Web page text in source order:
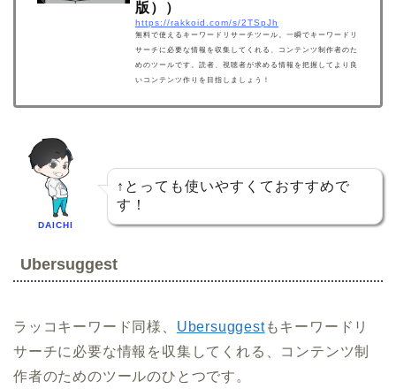
版））
https://rakkoid.com/s/2TSpJh
無料で使えるキーワードリサーチツール。一瞬でキーワードリ
サーチに必要な情報を収集してくれる、コンテンツ制作者のた
めのツールです。読者、視聴者が求める情報を把握してより良
いコンテンツ作りを目指しましょう！
DAICHI
↑とっても使いやすくておすすめで
す！
Ubersuggest
ラッコキーワード同様、 Ubersuggestもキーワードリ
サーチに必要な情報を収集してくれる、コンテンツ制
作者のためのツールのひとつです。